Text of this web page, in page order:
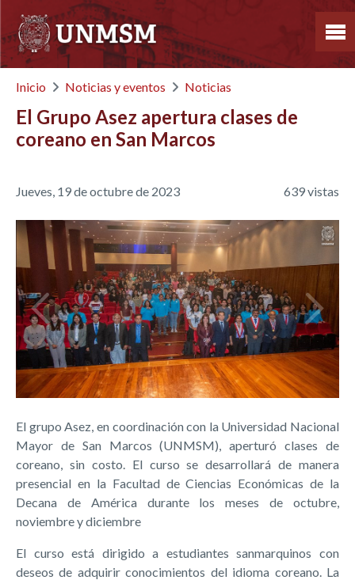
El Grupo Asez apertura
Inicio Noticias y eventos Noticias
El Grupo Asez apertura clases de
coreano en San Marcos
Jueves, 19 de octubre de 2023 639 vistas
Anterior
El grupo Asez, en coordinación con la Universidad Nacional
Mayor de San Marcos (UNMSM), aperturó clases de
coreano, sin costo. El curso se desarrollará de manera
presencial en la Facultad de Ciencias Económicas de la
Decana de América durante los meses de octubre,
noviembre y diciembre
El curso está dirigido a estudiantes sanmarquinos con
deseos de adquirir conocimientos del idioma coreano. La